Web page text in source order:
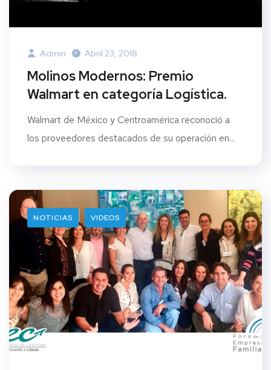
Admin Abril 23, 2018
Molinos Modernos: Premio
Walmart en categoría Logística.
Walmart de México y Centroamérica reconoció a
los proveedores destacados de su operación en...
NOTICIAS VIDEOS